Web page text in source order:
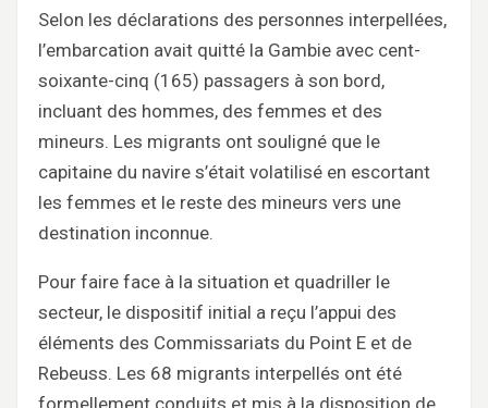
Selon les déclarations des personnes interpellées,
l’embarcation avait quitté la Gambie avec cent-
soixante-cinq (165) passagers à son bord,
incluant des hommes, des femmes et des
mineurs. Les migrants ont souligné que le
capitaine du navire s’était volatilisé en escortant
les femmes et le reste des mineurs vers une
destination inconnue.
Pour faire face à la situation et quadriller le
secteur, le dispositif initial a reçu l’appui des
éléments des Commissariats du Point E et de
Rebeuss. Les 68 migrants interpellés ont été
formellement conduits et mis à la disposition de